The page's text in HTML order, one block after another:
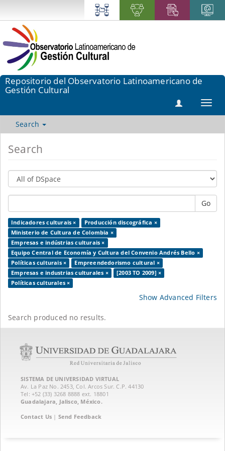
Repositorio del Observatorio Latinoamericano de
Gestión Cultural
Search
Search
Go
Indicadores culturais ×
Producción discográfica ×
Ministerio de Cultura de Colombia ×
Empresas e indústrias culturais ×
Equipo Central de Economía y Cultura del Convenio Andrés Bello ×
Políticas culturais ×
Empreendedorismo cultural ×
Empresas e industrias culturales ×
[2003 TO 2009] ×
Políticas culturales ×
Show Advanced Filters
Search produced no results.
SISTEMA DE UNIVERSIDAD VIRTUAL
Av. La Paz No. 2453, Col. Arcos Sur. C.P. 44130
Tel: +52 (33) 3268 8888‏ ext. 18801
Guadalajara, Jalisco, México.
Contact Us | Send Feedback